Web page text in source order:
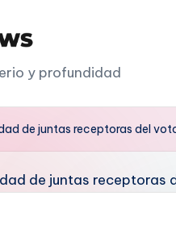
y profundidad
de juntas receptoras del